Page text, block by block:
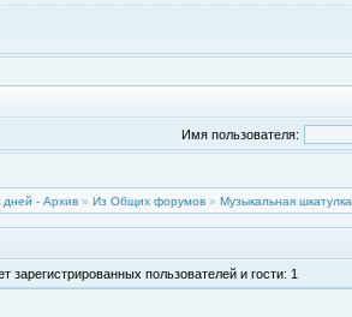
Имя пользователя:
- Архив » Из Общих форумов » Музыкальная шкатулка
пользователей и гости: 1